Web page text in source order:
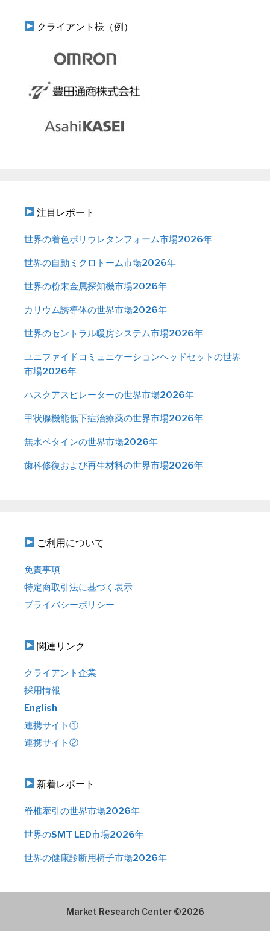
クライアント様（例）
注目レポート
世界の着色ポリウレタンフォーム市場2026年
世界の自動ミクロトーム市場2026年
世界の粉末金属探知機市場2026年
カリウム誘導体の世界市場2026年
世界のセントラル暖房システム市場2026年
ユニファイドコミュニケーションヘッドセットの世界
市場2026年
ハスクアスピレーターの世界市場2026年
甲状腺機能低下症治療薬の世界市場2026年
無水ベタインの世界市場2026年
歯科修復および再生材料の世界市場2026年
ご利用について
免責事項
特定商取引法に基づく表示
プライバシーポリシー
関連リンク
クライアント企業
採用情報
English
連携サイト①
連携サイト②
新着レポート
脊椎牽引の世界市場2026年
世界のSMT LED市場2026年
世界の健康診断用椅子市場2026年
Market Research Center ©2026